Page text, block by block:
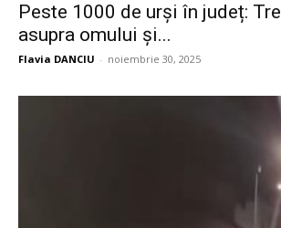
Peste 1000 de urși în județ:
asupra omului și...
Flavia DANCIU - noiembrie 30, 2025